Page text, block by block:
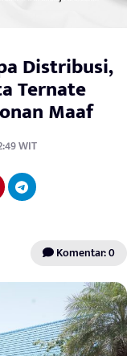
Distribusi,
Ternate
Maaf
WIT
Komentar: 0